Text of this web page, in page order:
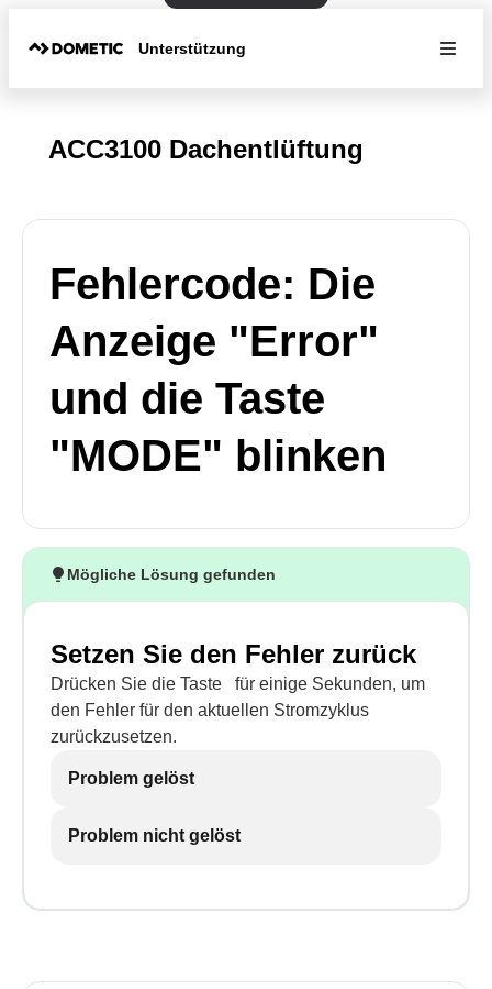
Unterstützung
ACC3100 Dachentlüftung
Fehlercode: Die
Anzeige "Error"
und die Taste
"MODE" blinken
Mögliche Lösung gefunden
Setzen Sie den Fehler zurück
Drücken Sie die Taste
für einige Sekunden, um
den Fehler für den aktuellen Stromzyklus
zurückzusetzen.
Problem gelöst
Problem nicht gelöst